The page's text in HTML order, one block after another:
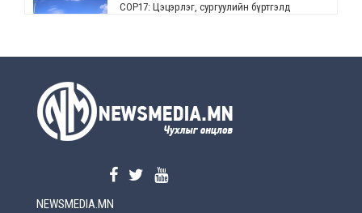
СОР17: Цэцэрлэг, сургуулийн бүртгэлд
2026-08-5
2026-08-5
NEWSMEDIA.MN